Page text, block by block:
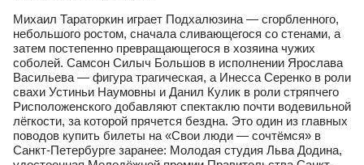
Михаил Тараторкин играет Подхалюзина — сгорбленного,
небольшого ростом, сначала сливающегося со стенами, а
затем постепенно превращающегося в хозяина чужих
соболей. Самсон Силыч Большов в исполнении Ярослава
Васильева — фигура трагическая, а Инесса Серенко в роли
свахи Устиньи Наумовны и Данил Кулик в роли стряпчего
Рисположенского добавляют спектаклю почти водевильной
лёгкости, за которой прячется бездна. Это один из главных
поводов купить билеты на «Свои люди — сочтёмся» в
Санкт‑Петербурге заранее: Молодая студия Льва Додина,